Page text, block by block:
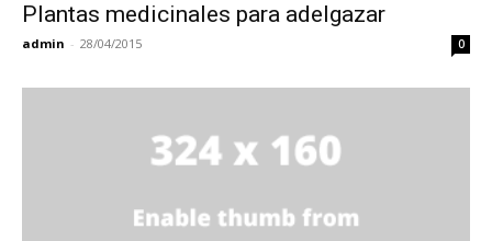
Plantas medicinales para adelgazar
admin - 28/04/2015 0